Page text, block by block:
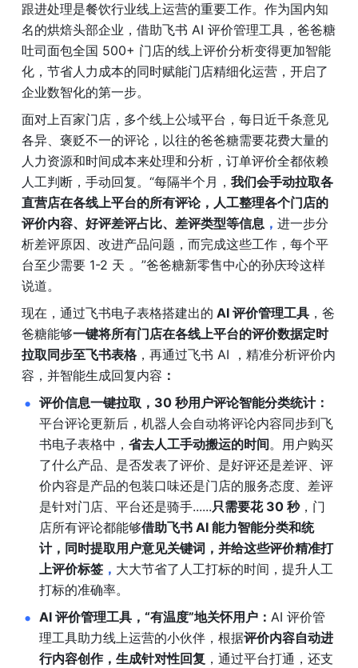
跟进处理是餐饮行业线上运营的重要工作。作为国内知
名的烘焙头部企业，借助飞书 AI 评价管理工具，爸爸糖
吐司面包全国 500+ 门店的线上评价分析变得更加智能
化，节省人力成本的同时赋能门店精细化运营，开启了
企业数智化的第一步。
面对上百家门店，多个线上公域平台，每日近千条意见
各异、褒贬不一的评论，以往的爸爸糖需要花费大量的
人力资源和时间成本来处理和分析，订单评价全都依赖
人工判断，手动回复。“每隔半个月， 我们会手动拉取各
直营店在各线上平台的所有评论，人工整理各个门店的
评价内容、好评差评占比、差评类型等信息 ， 进一步分
析差评原因、改进产品问题，而完成这些工作，每个平
台至少需要 1-2 天 。”爸爸糖新零售中心的孙庆玲这样
说道。
现在，通过飞书电子表格搭建出的 AI 评价管理工具 ，爸
爸糖能够一键将所有门店在各线上平台的评价数据定时
拉取同步至飞书表格 ，再通过飞书 AI ，精准分析评价内
容，并智能生成回复内容 ：
评价信息一键拉取，30 秒用户评论智能分类统计：
平台评论更新后，机器人会自动将评论内容同步到飞
书电子表格中， 省去人工手动搬运的时间。用户购买
了什么产品、是否发表了评价、是好评还是差评、评
价内容是产品的包装口味还是门店的服务态度、差评
是针对门店、平台还是骑手......只需要花 30 秒，门
店所有评论都能够借助飞书 AI 能力智能分类和统
计，同时提取用户意见关键词，并给这些评价精准打
上评价标签 ， 大大节省了人工打标的时间，提升人工
打标的准确率。
AI 评价管理工具，“有温度”地关怀用户： AI 评价管
理工具助力线上运营的小伙伴，根据评价内容自动进
行内容创作，生成针对性回复 ，通过平台打通，还支